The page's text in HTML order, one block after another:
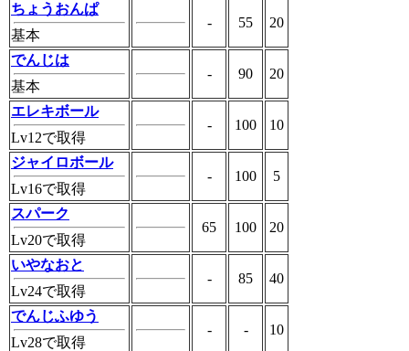
ちょうおんぱ
基本
- 55 20
でんじは
基本
- 90 20
エレキボール
Lv12で取得
- 100 10
ジャイロボール
Lv16で取得
- 100 5
スパーク
Lv20で取得
65 100 20
いやなおと
Lv24で取得
- 85 40
でんじふゆう
Lv28で取得
- - 10